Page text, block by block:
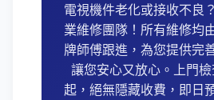
電視機件老化或接收不良
業維修團隊！所有維修均
牌師傅跟進，為您提供完
讓您安心又放心。上門
起，絕無隱藏收費，即日